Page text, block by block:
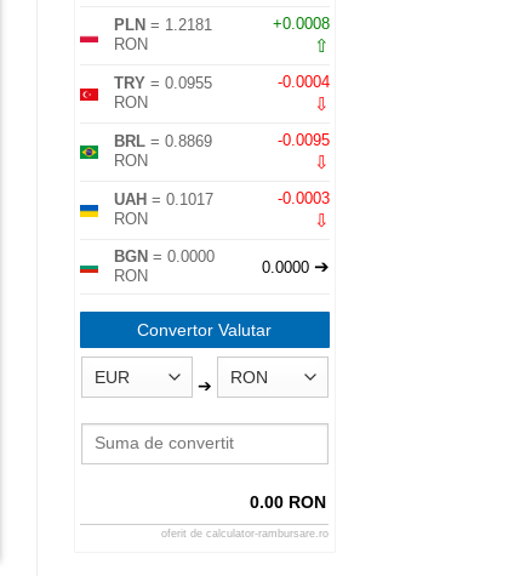
PLN = 1.2181
RON
+0.0008
⇧
TRY = 0.0955
RON
-0.0004
⇩
BRL= 0.8869
RON
-0.0095
⇩
UAH = 0.1017
RON
-0.0003
⇩
BGN = 0.0000
RON
0.0000 ➔
Convertor Valutar
➔
0.00 RON
oferit decalculator-rambursare.ro